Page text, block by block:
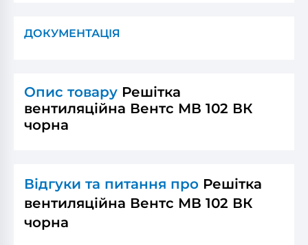
ДОКУМЕНТАЦІЯ
Опис товару Решітка
вентиляційна Вентс МВ 102 ВК
чорна
Відгуки та питання про Решітка
вентиляційна Вентс МВ 102 ВК
чорна